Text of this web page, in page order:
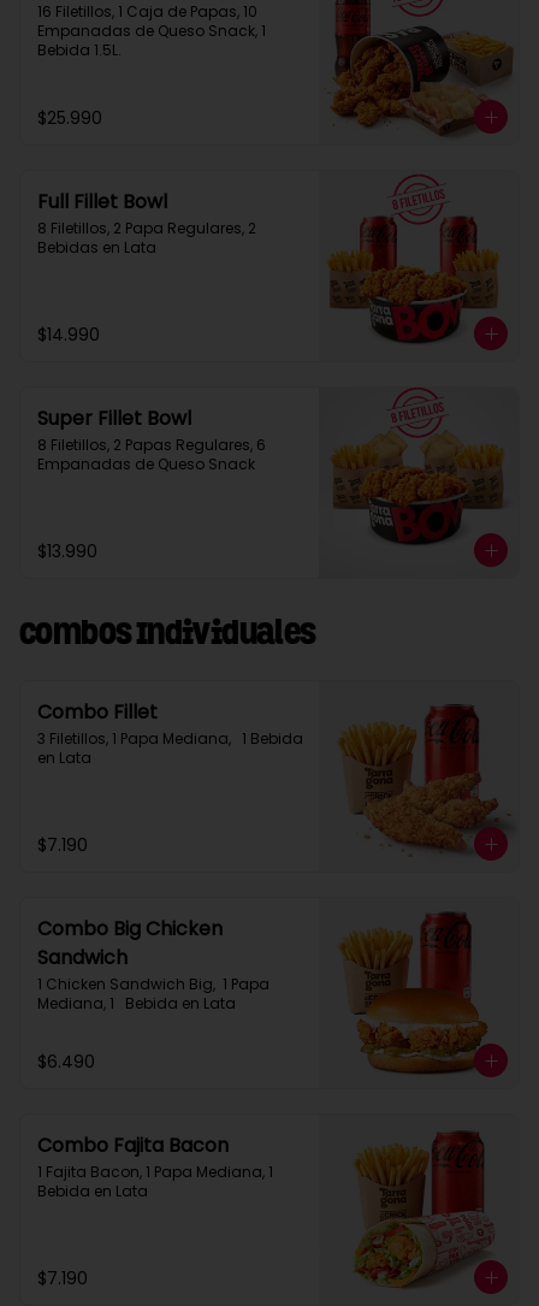
16 Filetillos, 1 Caja de Papas, 10
Empanadas de Queso Snack, 1
Bebida 1.5L.
$25.990
Full Fillet Bowl
8 Filetillos, 2 Papa Regulares, 2
Bebidas en Lata
$14.990
Super Fillet Bowl
8 Filetillos, 2 Papas Regulares, 6
Empanadas de Queso Snack
$13.990
Combos Individuales
Combo Fillet
3 Filetillos, 1 Papa Mediana,   1 Bebida
en Lata
$7.190
Combo Big Chicken
Sandwich
1 Chicken Sandwich Big,  1 Papa
Mediana, 1   Bebida en Lata
$6.490
Combo Fajita Bacon
1 Fajita Bacon, 1 Papa Mediana, 1
Bebida en Lata
$7.190